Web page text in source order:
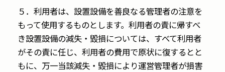
５．利用者は、設置設備を善良なる管理者の注意を
もって使用するものとします。利用者の責に帰すべ
き設置設備の減失・毀損については、すべて利用者
がその責に任じ、利用者の費用で原状に復するとと
もに、万一当該減失・毀損により運営管理者が損害